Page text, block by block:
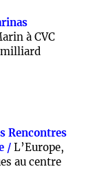
à CVC
milliard
Rencontres
/ L’Europe,
au centre